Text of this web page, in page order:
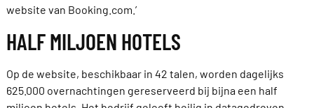
website van Booking.com.’
HALF MILJOEN HOTELS
Op de website, beschikbaar in 42 talen, worden dagelijks
625.000 overnachtingen gereserveerd bij bijna een half